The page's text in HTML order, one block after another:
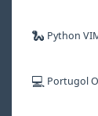
🐍 Python
💻 Portugol